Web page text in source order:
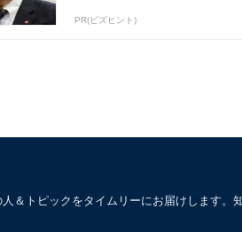
PR(ビズヒント)
＆トピックをタイムリーにお届けします。